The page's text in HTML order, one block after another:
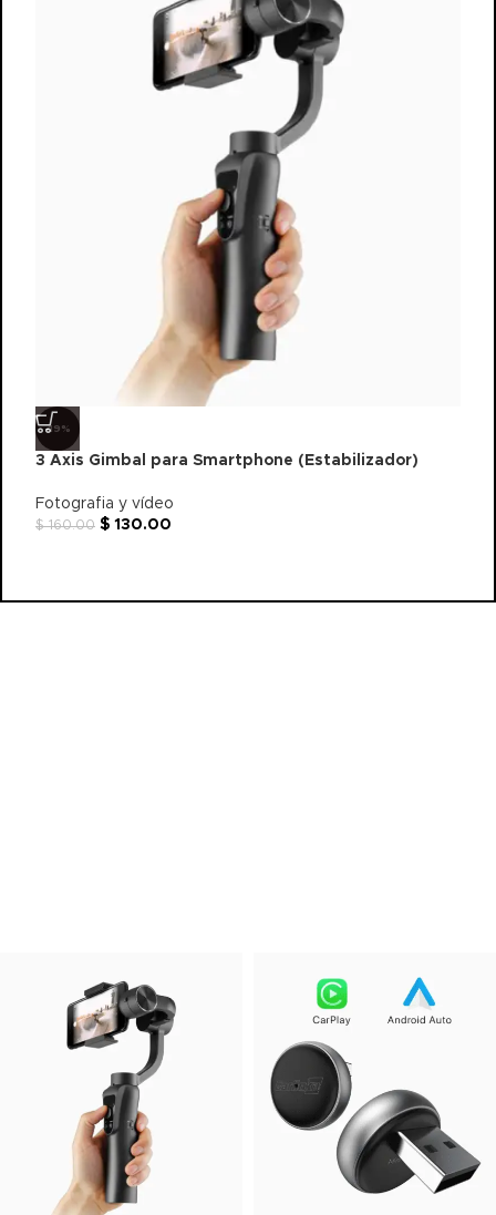
-19%
3 Axis Gimbal para Smartphone (Estabilizador)
Fotografia y vídeo
$160.00 $ 130.00